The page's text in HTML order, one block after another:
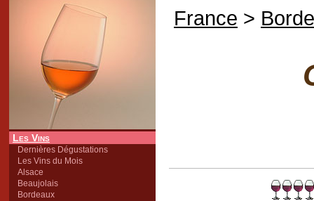
Les Vins
Dernières Dégustations
Les Vins du Mois
Alsace
Beaujolais
Bordeaux
France >